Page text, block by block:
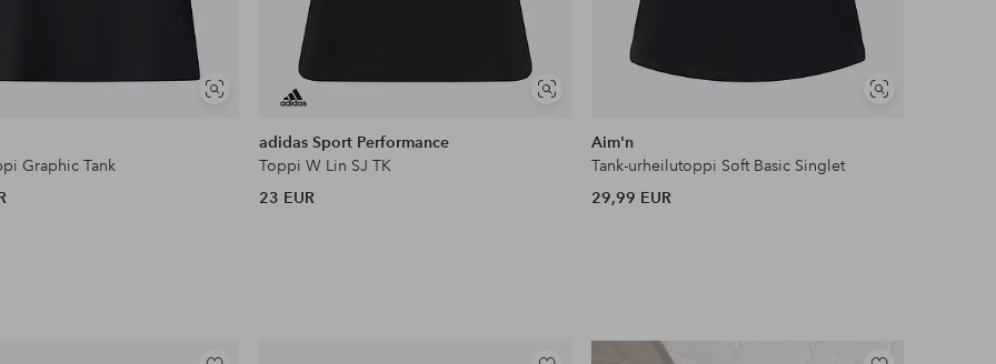
Näytä
Graphic Tank
Näytä
adidas Sport Performance
Toppi W Lin SJ TK
23 EUR
Näytä
Aim'n
Tank-urheilutoppi Soft Basic Singlet
29,99 EUR